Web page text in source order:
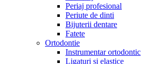
Periaj profesional
Periute de dinti
Bijuterii dentare
Fatete
Ortodontie
Instrumentar ortodontic
Ligaturi si elastice